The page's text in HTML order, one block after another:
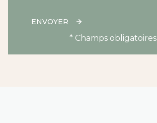
ENVOYER
* Champs obligatoires